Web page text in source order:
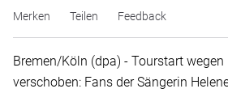
Merken Teilen Feedback
Bremen/Köln (dpa) - Tourstart
verschoben: Fans der Sängerin